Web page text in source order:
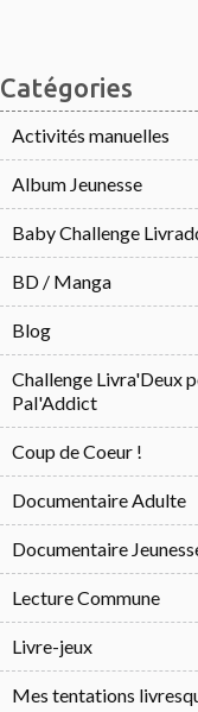
Catégories
Activités manuelles
Album Jeunesse
Baby Challenge
BD / Manga
Blog
Challenge Livra'Deux
Pal'Addict
Coup de Coeur !
Documentaire Adulte
Documentaire
Lecture Commune
Livre-jeux
Mes tentations